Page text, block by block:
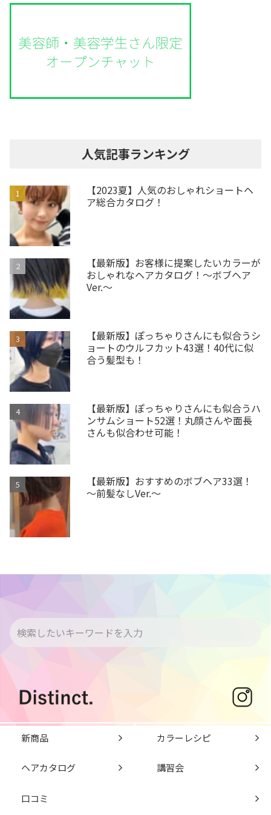
人気記事ランキング
【2023夏】人気のおしゃれショートヘ
ア総合カタログ！
【最新版】お客様に提案したいカラーが
おしゃれなヘアカタログ！～ボブヘア
Ver.～
【最新版】ぽっちゃりさんにも似合うシ
ョートのウルフカット43選！40代に似
合う髪型も！
【最新版】ぽっちゃりさんにも似合うハ
ンサムショート52選！丸顔さんや面長
さんも似合わせ可能！
【最新版】おすすめのボブヘア33選！
～前髪なしVer.～
新商品 カラーレシピ
ヘアカタログ 講習会
口コミ